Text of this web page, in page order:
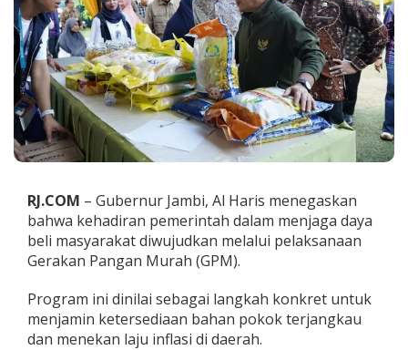
g
a
n
M
u
r
a
h
e
r
n
u
r
H
a
RJ.COM – Gubernur Jambi, Al Haris menegaskan
bahwa kehadiran pemerintah dalam menjaga daya
beli masyarakat diwujudkan melalui pelaksanaan
Gerakan Pangan Murah (GPM).
Program ini dinilai sebagai langkah konkret untuk
menjamin ketersediaan bahan pokok terjangkau
dan menekan laju inflasi di daerah.